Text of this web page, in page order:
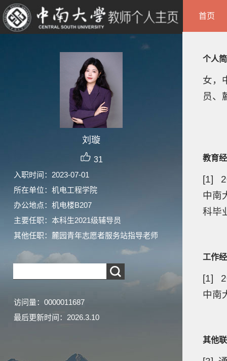
刘璇
31
入职时间：2023-07-01
所在单位：机电工程学院
办公地点：机电楼B207
主要任职：本科生2021级辅导员
其他任职：麓园青年志愿者服务站指导老师
访问量： 0000011687
最后更新时间： 2026.3.10
首页
个人
女，
员、
教育
[1]
中南
科毕
工作
[1]
中南
其他